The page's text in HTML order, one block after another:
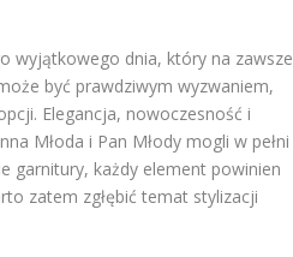
wyjątkowego dnia, który na zawsze
być prawdziwym wyzwaniem,
Elegancja, nowoczesność i
Młoda i Pan Młody mogli w pełni
garnitury, każdy element powinien
zatem zgłębić temat stylizacji